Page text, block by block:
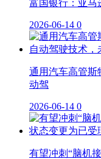
富国银行：亚马
2026-06-14 0
通用汽车高管斯
动驾
2026-06-14 0
有望冲刺“脑机